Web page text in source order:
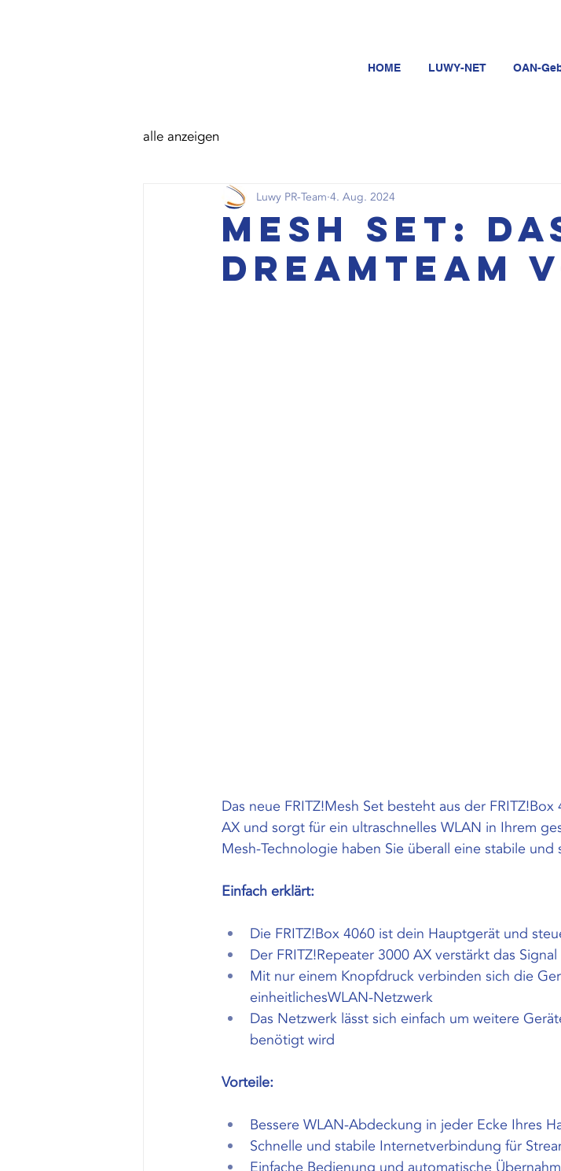
HOME LUWY-NET OAN-
alle anzeigen
Mesh Set:
Dreamteam
Luwy PR-Team 4. Aug. 2024
Das neue FRITZ!Mesh Set besteht aus der
AX und sorgt für ein ultraschnelles WLAN in Ihrem
Mesh-Technologie haben Sie überall eine stabile
Einfach erklärt:
Die FRITZ!Box 4060 ist dein Hauptgerät und
Der FRITZ!Repeater 3000 AX verstärkt das
Mit nur einem Knopfdruck verbinden sich die
einheitlichesWLAN-Netzwerk
Das Netzwerk lässt sich einfach um weitere
benötigt wird
Vorteile:
Bessere WLAN-Abdeckung in jeder Ecke Ihres
Schnelle und stabile Internetverbindung für